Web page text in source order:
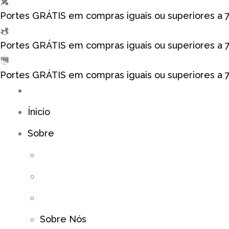
Portes GRÁTIS em compras iguais ou superiores a
Portes GRÁTIS em compras iguais ou superiores a
Portes GRÁTIS em compras iguais ou superiores a
Ínicio
Sobre
Sobre Nós